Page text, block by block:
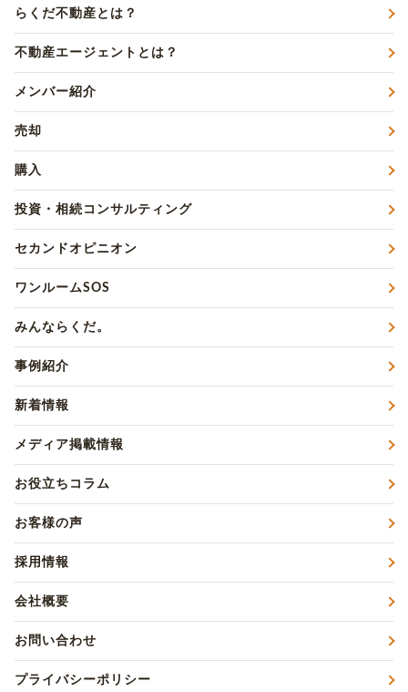
らくだ不動産とは？
不動産エージェントとは？
メンバー紹介
売却
購入
投資・相続コンサルティング
セカンドオピニオン
ワンルームSOS
みんならくだ。
事例紹介
新着情報
メディア掲載情報
お役立ちコラム
お客様の声
採用情報
会社概要
お問い合わせ
プライバシーポリシー